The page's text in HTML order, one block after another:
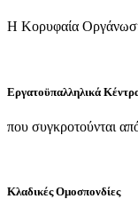
Η Κορυφαία Οργάνωση
Εργατοϋπαλληλικά
που συγκροτούνται
Κλαδικές Ομοσπονδίες